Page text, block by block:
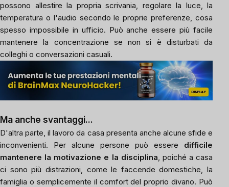
possono allestire la propria scrivania, regolare la luce, la
temperatura o l'audio secondo le proprie preferenze, cosa
spesso impossibile in ufficio. Può anche essere più facile
mantenere la concentrazione se non si è disturbati da
colleghi o conversazioni casuali.
Ma anche svantaggi...
D'altra parte, il lavoro da casa presenta anche alcune sfide e
inconvenienti. Per alcune persone può essere difficile
mantenere la motivazione e la disciplina, poiché a casa
ci sono più distrazioni, come le faccende domestiche, la
famiglia o semplicemente il comfort del proprio divano. Può